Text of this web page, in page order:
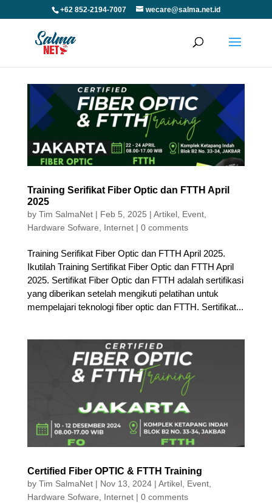
+62 852-2194-7007 wecare@salma.net.id
Training Serifikat Fiber Optic dan FTTH April
2025
by Tim SalmaNet| Feb 5, 2025 | Artikel, Event,
Hardware Sofware, Internet| 0 comments
Training Serifikat Fiber Optic dan FTTH April 2025.
Ikutilah Training Sertifikat Fiber Optic dan FTTH April
2025. Sertifikat Fiber Optic dan FTTH adalah sertifikasi
yang diberikan setelah mengikuti pelatihan untuk
mempelajari teknologi fiber optic dan FTTH. Sertifikat...
Certified Fiber OPTIC & FTTH Training
by Tim SalmaNet| Nov 13, 2024| Artikel, Event,
Hardware Sofware
Internet| 0 comments